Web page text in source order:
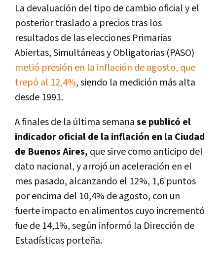
La devaluación del tipo de cambio oficial y el
posterior traslado a precios tras los
resultados de las elecciones Primarias
Abiertas, Simultáneas y Obligatorias (PASO)
metió presión en la inflación de agosto, que
trepó al 12,4%, siendo la medición más alta
desde 1991.
A finales de la última semanase publicó el
indicador oficial de la inflación en la Ciudad
de Buenos Aires, que sirve como anticipo del
dato nacional, y arrojó un aceleración en el
mes pasado, alcanzando el 12%, 1,6 puntos
por encima del 10,4% de agosto, con un
fuerte impacto en alimentos cuyo incrementó
fue de 14,1%, según informó la Dirección de
Estadísticas porteña.